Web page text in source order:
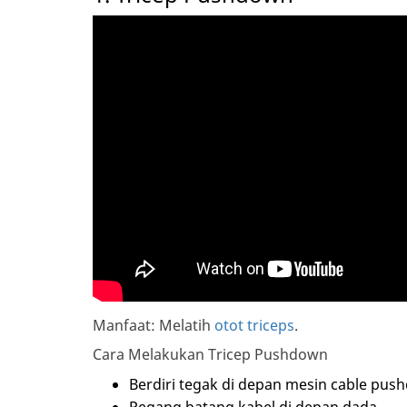
Manfaat: Melatih otot triceps.
Cara Melakukan Tricep Pushdown
Berdiri tegak di depan mesin cable